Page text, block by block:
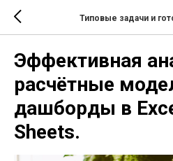
Типовые задачи и
Эффективная
расчётные
дашборды в
Sheets.